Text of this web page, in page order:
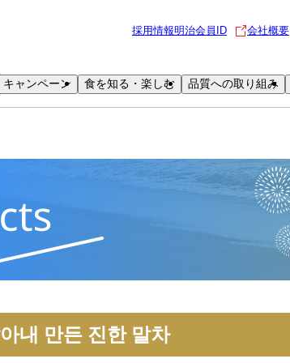
キャンペーン 食を知る・楽しむ 品質への取り組み
採用情報明治会員ID 会社概要
내 만든 진한 말차